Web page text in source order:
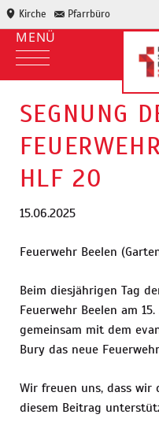
Kirche Pfarrbüro
SEGNUNG
HLF 20
15.06.2025
Feuerwehr Beelen
Beim diesjährigen Tag
Feuerwehr Beelen am
gemeinsam mit dem
Bury das neue
Wir freuen uns, dass wir
diesem Beitrag